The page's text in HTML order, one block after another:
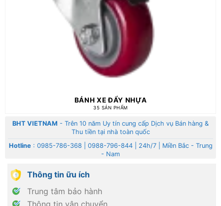
BÁNH XE ĐẨY NHỰA
35 SẢN PHẨM
BHT VIETNAM - Trên 10 năm Uy tín cung cấp Dịch vụ Bán hàng &
Thu tiền tại nhà toàn quốc
Hotline: 0985-786-368 0988-796-844| 24h/7 | Miền Bắc - Trung
- Nam
Thông tin ữu ích
Trung tâm bảo hành
Thông tin vận chuyển